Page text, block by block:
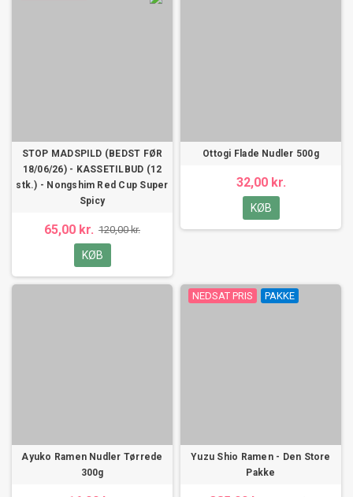
STOP MADSPILD (BEDST FØR
18/06/26) - KASSETILBUD (12
stk.) - Nongshim Red Cup Super
Spicy
65,00 kr. 120,00 kr.
KØB
Ottogi Flade Nudler 500g
32,00 kr.
KØB
Ayuko Ramen Nudler Tørrede
300g
NEDSAT PRIS PAKKE
Yuzu Shio Ramen - Den Store
Pakke